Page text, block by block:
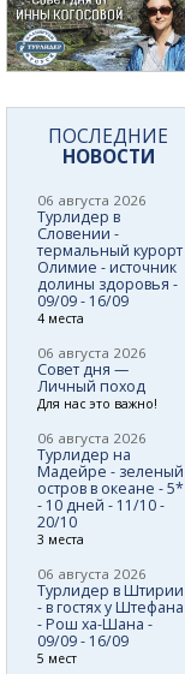
ПОСЛЕДНИЕ
НОВОСТИ
06 августа 2026
Турлидер в
Словении -
термальный курорт
Олимие - источник
долины здоровья -
09/09 - 16/09
4 места
06 августа 2026
Совет дня —
Личный поход
Для нас это важно!
06 августа 2026
Турлидер на
Мадейре - зеленый
остров в океане - 5*
- 10 дней - 11/10 -
20/10
3 места
06 августа 2026
Турлидер в Штирии
- в гостях у Штефана
- Рош ха-Шана -
09/09 - 16/09
5 мест